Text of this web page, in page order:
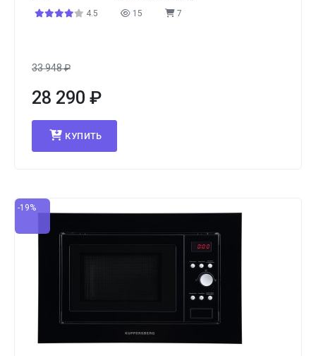
4.5
15 7
33 948₽
28 290 ₽
КУПИТЬ
-19%